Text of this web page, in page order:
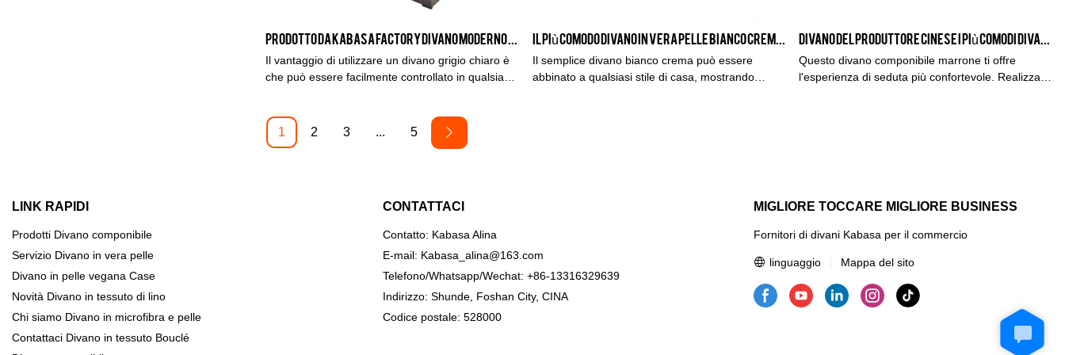
Il vantaggio di utilizzare un divano grigio chiaro è
che può essere facilmente controllato in qualsiasi
diventa uno dei divani più venduti in Kabasa Sofa
Factory.
Il più comodo divano in vera pelle bianco crema per soggiorno realizzato dal produttore Kabasa
Il semplice divano bianco crema può essere
abbinato a qualsiasi stile di casa, mostrando
Questo divano componibile marrone ti offre
l'esperienza di seduta più confortevole. Realizzati
1 2 3 ... 5
LINK RAPIDI
Prodotti Divano componibile
Servizio Divano in vera pelle
Divano in pelle vegana Case
Novità Divano in tessuto di lino
Chi siamo Divano in microfibra e pelle
Contattaci Divano in tessuto Bouclé
CONTATTACI
Contatto: Kabasa Alina
E-mail: Kabasa_alina@163.com
Telefono/Whatsapp/Wechat: +86-13316329639
Indirizzo: Shunde, Foshan City, CINA
Codice postale: 528000
MIGLIORE TOCCARE MIGLIORE BUSINESS
Fornitori di divani Kabasa per il commercio
linguaggio Mappa del sito